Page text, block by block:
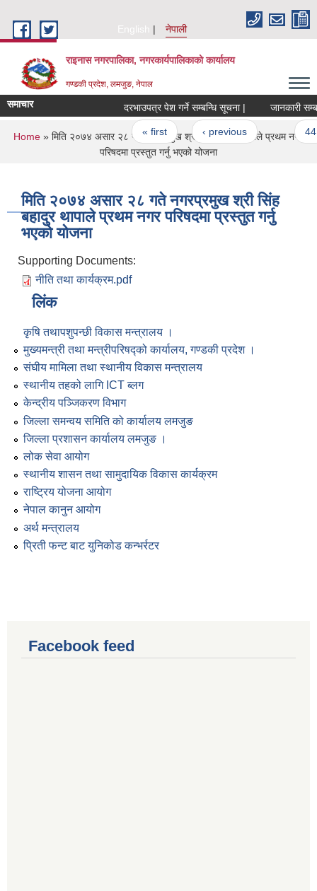
English
नेपाली
राइनास नगरपालिका, नगरकार्यपालिकाको कार्यालय
गण्डकी प्रदेश, लमजुङ, नेपाल
समाचार दरभाउपत्र पेश गर्ने सम्बन्धि सूचना | जानकारी
Pages
« first ‹ previous … 44
You are here
Home » मिति २०७४ असार २८ गते नगरप्रमुख श्री सिंह बहादुर थापाले प्रथम नगर
परिषदमा प्रस्तुत गर्नु भएको योजना
मिति २०७४ असार २८ गते नगरप्रमुख श्री सिंह
बहादुर थापाले प्रथम नगर परिषदमा प्रस्तुत गर्नु
भएको योजना
Supporting Documents:
नीति तथा कार्यक्रम.pdf
लिंक
कृषि तथापशुपन्छी विकास मन्त्रालय ।
मुख्यमन्त्री तथा मन्त्रीपरिषद्को कार्यालय, गण्डकी प्रदेश ।
संघीय मामिला तथा स्थानीय विकास मन्त्रालय
स्थानीय तहको लागि ICT ब्लग
केन्द्रीय पञ्जिकरण विभाग
जिल्ला समन्वय समिति को कार्यालय लमजुङ
जिल्ला प्रशासन कार्यालय लमजुङ ।
लोक सेवा आयोग
स्थानीय शासन तथा सामुदायिक विकास कार्यक्रम
राष्ट्रिय योजना आयोग
नेपाल कानुन आयोग
अर्थ मन्त्रालय
प्रिती फन्ट बाट युनिकोड कन्भर्रटर
Facebook feed